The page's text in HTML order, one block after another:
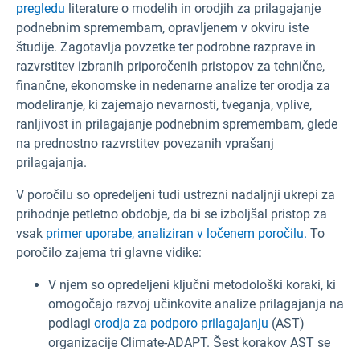
pregledu literature o modelih in orodjih za prilagajanje
podnebnim spremembam, opravljenem v okviru iste
študije. Zagotavlja povzetke ter podrobne razprave in
razvrstitev izbranih priporočenih pristopov za tehnične,
finančne, ekonomske in nedenarne analize ter orodja za
modeliranje, ki zajemajo nevarnosti, tveganja, vplive,
ranljivost in prilagajanje podnebnim spremembam, glede
na prednostno razvrstitev povezanih vprašanj
prilagajanja.
V poročilu so opredeljeni tudi ustrezni nadaljnji ukrepi za
prihodnje petletno obdobje, da bi se izboljšal pristop za
vsak primer uporabe, analiziran v ločenem poročilu. To
poročilo zajema tri glavne vidike:
V njem so opredeljeni ključni metodološki koraki, ki
omogočajo razvoj učinkovite analize prilagajanja na
podlagi orodja za podporo prilagajanju (AST)
organizacije Climate-ADAPT. Šest korakov AST se